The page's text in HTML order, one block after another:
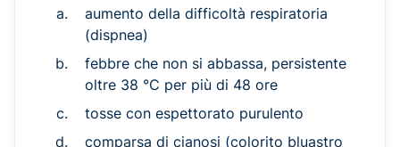
aumento della difficoltà respiratoria
(dispnea)
febbre che non si abbassa, persistente
oltre 38 °C per più di 48 ore
tosse con espettorato purulento
comparsa di cianosi (colorito bluastro